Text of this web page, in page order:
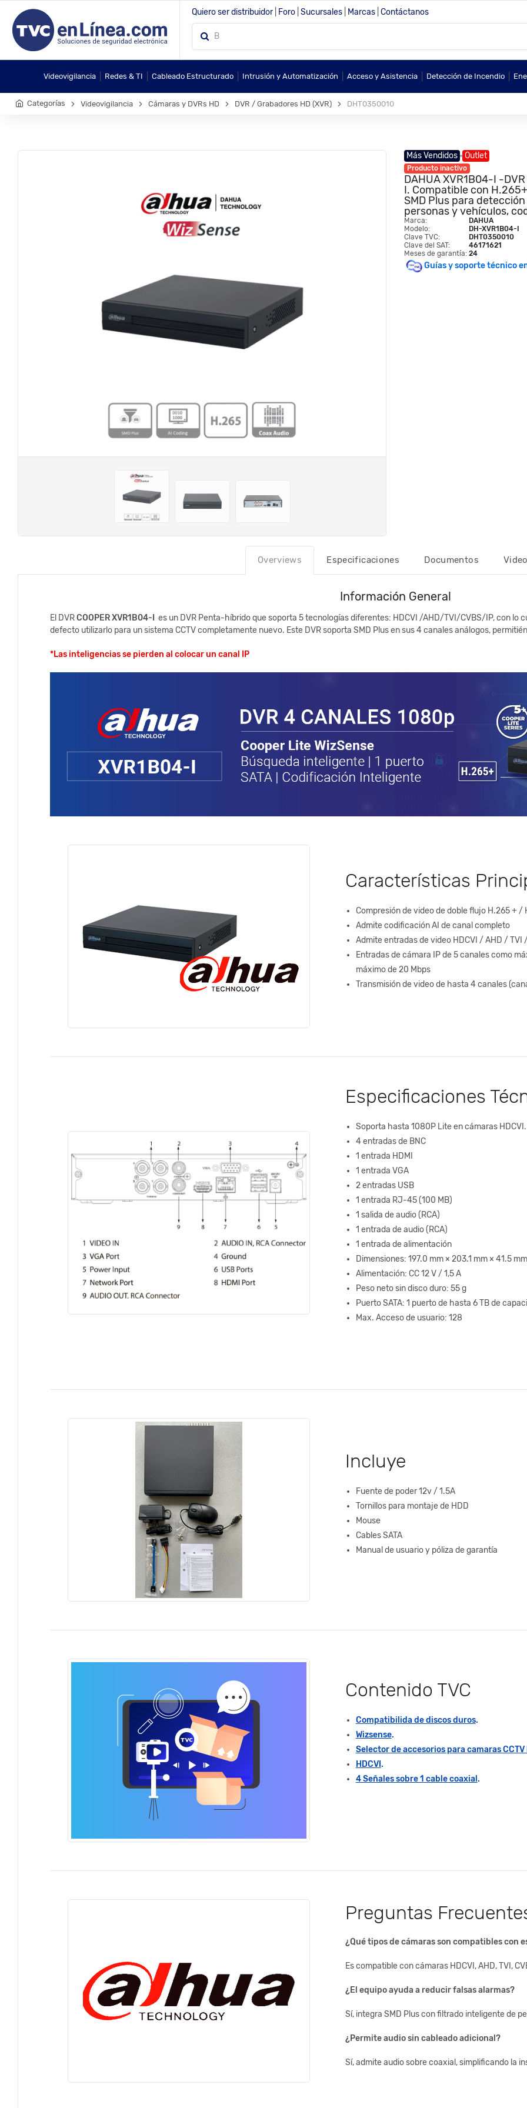
Quiero ser distribuidor Foro Sucursales Marcas Contáctanos
Videovigilancia Redes & TI Cableado Estructurado Intrusión y Automatización Acceso y Asistencia Detección de Incendio
Categorías Videovigilancia Cámaras y DVRs HD DVR / Grabadores HD (XVR) DHT0350010
Más Vendidos Outlet
Producto inactivo
DAHUA XVR1B04-I -
I. Compatible con
SMD Plus para
personas y vehículos,
Marca:
DAHUA
Modelo:
DH-XVR1B04-I
Clave TVC:
DHT0350010
Clave del SAT:
46171621
Meses de garantía: 24
Guías y soporte técnico
Overviews Especificaciones Documentos
Información General
El DVRCOOPER XVR1B04-I
es un DVR Penta-híbrido que soporta 5 tecnologías diferentes: HDCVI /AHD/TVI/CVBS/IP, con lo
defecto utilizarlo para un sistema CCTV completamente nuevo. Este DVR soporta SMD Plus en sus 4 canales análogos,
*Las inteligencias se pierden al colocar un canal IP
Características
Compresión de video de doble flujo H.265 + /
Admite codificación AI de canal completo
Admite entradas de video HDCVI / AHD / TVI
Entradas de cámara IP de 5 canales como
máximo de 20 Mbps
Transmisión de video de hasta 4 canales
Especificaciones
Soporta hasta 1080P Lite en cámaras HDCVI.
4 entradas de BNC
1 entrada HDMI
1 entrada VGA
2 entradas USB
1 entrada RJ-45 (100 MB)
1 salida de audio (RCA)
1 entrada de audio (RCA)
1 entrada de alimentación
Dimensiones: 197.0 mm × 203.1 mm × 41.5 mm
Alimentación: CC 12 V / 1,5 A
Peso neto sin disco duro: 55 g
Puerto SATA: 1 puerto de hasta 6 TB de
Max. Acceso de usuario: 128
Incluye
Fuente de poder 12v / 1.5A
Tornillos para montaje de HDD
Mouse
Cables SATA
Manual de usuario y póliza de garantía
Contenido TVC
Compatibilida de discos duros.
Wizsense.
Selector de accesorios para camaras CCTV
HDCVI .
4 Señales sobre 1 cable coaxial .
Preguntas
¿Qué tipos de cámaras son compatibles con
Es compatible con cámaras HDCVI, AHD, TVI,
¿El equipo ayuda a reducir falsas alarmas?
Sí, integra SMD Plus con filtrado inteligente de
¿Permite audio sin cableado adicional?
Sí, admite audio sobre coaxial, simplificando la